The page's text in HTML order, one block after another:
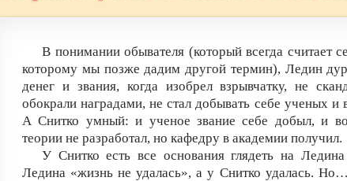
В понимании обывателя (который всегда считает
которому мы позже дадим другой термин), Ледин
денег и звания, когда изобрел взрывчатку, не
обокрали наградами, не стал добывать себе ученых и
А Снитко умный: и ученое звание себе добыл, и
теории не разработал, но кафедру в академии получил.
У Снитко есть все основания глядеть на
Ледина «жизнь не удалась», а у Снитко удалась.